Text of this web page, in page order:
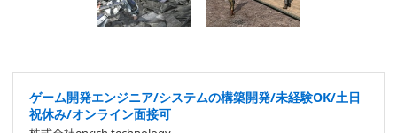
ゲーム開発エンジニア/システムの構築開発/未経験OK/土日
祝休み/オンライン面接可